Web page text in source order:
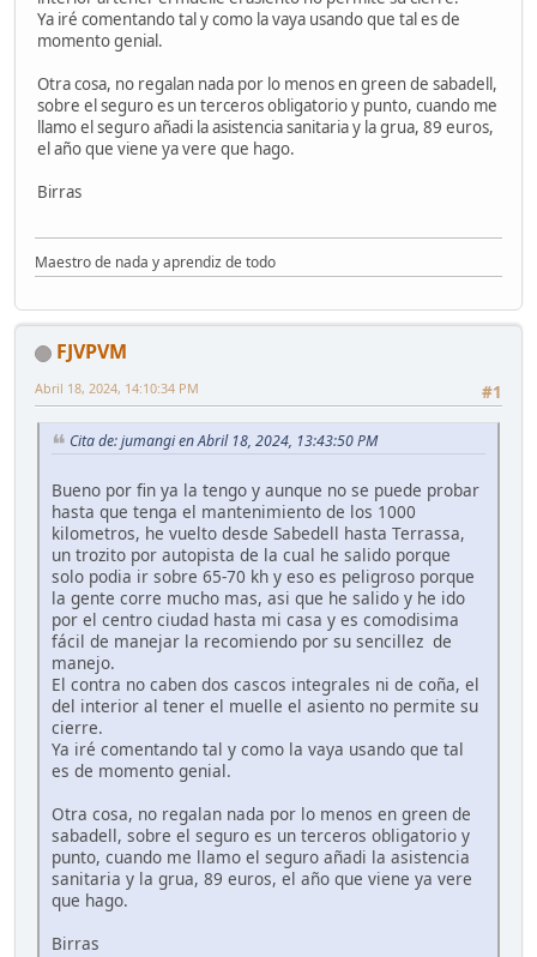
Ya iré comentando tal y como la vaya usando que tal es de
momento genial.
Otra cosa, no regalan nada por lo menos en green de sabadell,
sobre el seguro es un terceros obligatorio y punto, cuando me
llamo el seguro añadi la asistencia sanitaria y la grua, 89 euros,
el año que viene ya vere que hago.
Birras
Maestro de nada y aprendiz de todo
FJVPVM
#1
Abril 18, 2024, 14:10:34 PM
Cita de: jumangi en Abril 18, 2024, 13:43:50 PM
Bueno por fin ya la tengo y aunque no se puede probar
hasta que tenga el mantenimiento de los 1000
kilometros, he vuelto desde Sabedell hasta Terrassa,
un trozito por autopista de la cual he salido porque
solo podia ir sobre 65-70 kh y eso es peligroso porque
la gente corre mucho mas, asi que he salido y he ido
por el centro ciudad hasta mi casa y es comodisima
fácil de manejar la recomiendo por su sencillez de
manejo.
El contra no caben dos cascos integrales ni de coña, el
del interior al tener el muelle el asiento no permite su
cierre.
Ya iré comentando tal y como la vaya usando que tal
es de momento genial.
Otra cosa, no regalan nada por lo menos en green de
sabadell, sobre el seguro es un terceros obligatorio y
punto, cuando me llamo el seguro añadi la asistencia
sanitaria y la grua, 89 euros, el año que viene ya vere
que hago.
Birras